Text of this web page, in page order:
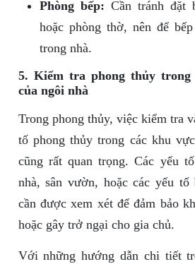
Phòng bếp: Cần tránh đặt
hoặc phòng thờ, nên để
trong nhà.
5. Kiểm tra phong thủy
của ngôi nhà
Trong phong thủy, việc kiểm tra
tố phong thủy trong các khu
cũng rất quan trọng. Các yếu
nhà, sân vườn, hoặc các yếu tố
cần được xem xét để đảm bảo
hoặc gây trở ngại cho gia chủ.
Với những hướng dẫn chi tiết